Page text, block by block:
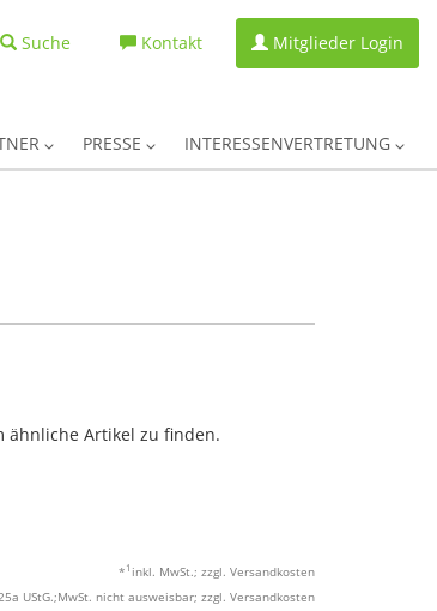
Suche Kontakt Mitglieder Login
PRESSE INTERESSENVERTRETUNG
ähnliche Artikel zu finden.
* 1 inkl. MwSt.; zzgl. Versandkosten
UStG.;MwSt. nicht ausweisbar; zzgl. Versandkosten